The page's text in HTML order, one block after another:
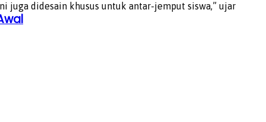
juga didesain khusus untuk antar-jemput siswa,” ujar